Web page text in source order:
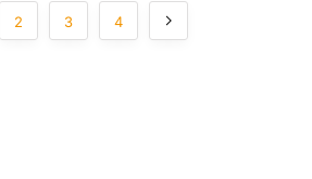
2 3 4